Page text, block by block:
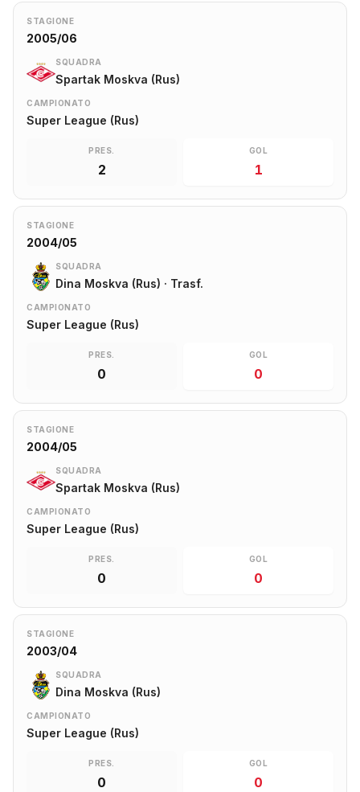
STAGIONE
2005/06
SQUADRA
Spartak Moskva (Rus)
CAMPIONATO
Super League (Rus)
PRES.
2
GOL
1
STAGIONE
2004/05
SQUADRA
Dina Moskva (Rus) · Trasf.
CAMPIONATO
Super League (Rus)
PRES.
0
GOL
0
STAGIONE
2004/05
SQUADRA
Spartak Moskva (Rus)
CAMPIONATO
Super League (Rus)
PRES.
0
GOL
0
STAGIONE
2003/04
SQUADRA
Dina Moskva (Rus)
CAMPIONATO
Super League (Rus)
PRES.
0
GOL
0